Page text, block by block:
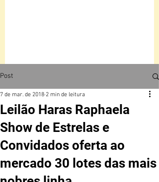
Post
Leilão Haras Raphaela
Show de Estrelas e
Convidados oferta ao
mercado 30 lotes das mais
7 de mar. de 2018 2 min de leitura